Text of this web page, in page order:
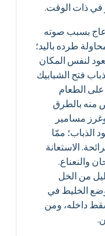
في ذات الوقت.
بسبب صوته
طرده باليد؛
لنفس المكان
فتح الشبابيك
الطعام
بالطرق
مسامير
الذباب؛ ممّا
الاستعانة
والنعناع.
من الخل
الخليط في
داخله، ومن